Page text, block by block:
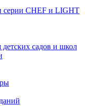
серии CHEF и LIGHT
садов и школ